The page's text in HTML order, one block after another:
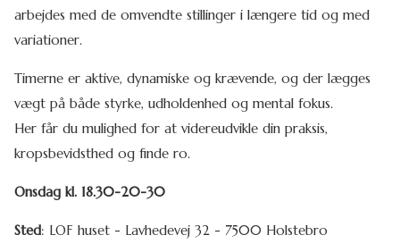
arbejdes med de omvendte stillinger i længere tid og med
variationer.
Timerne er aktive, dynamiske og krævende, og der lægges
vægt på både styrke, udholdenhed og mental fokus.
Her får du mulighed for at videreudvikle din praksis,
kropsbevidsthed og finde ro.
Onsdag kl. 18.30-20-30
Sted: LOF huset - Lavhedevej 32 - 7500 Holstebro